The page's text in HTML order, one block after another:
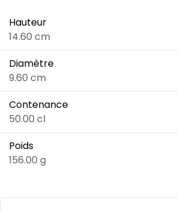
Hauteur
14.60 cm
Diamètre
9.60 cm
Contenance
50.00 cl
Poids
156.00 g